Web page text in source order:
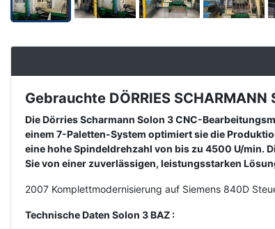
Description
Gebrauchte DÖRRIES
Die Dörries Scharmann Solon 3 CNC-
einem 7-Paletten-System optimiert sie die
eine hohe Spindeldrehzahl von bis zu 4500 U/min.
Sie von einer zuverlässigen, leistungsstarken
2007 Komplettmodernisierung auf Siemens 840D
Technische Daten Solon 3 BAZ :